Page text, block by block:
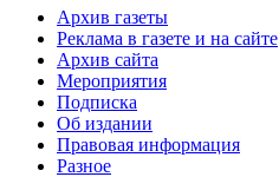
Архив газеты
Реклама в газете и на сайте
Архив сайта
Мероприятия
Подписка
Об издании
Правовая информация
Разное